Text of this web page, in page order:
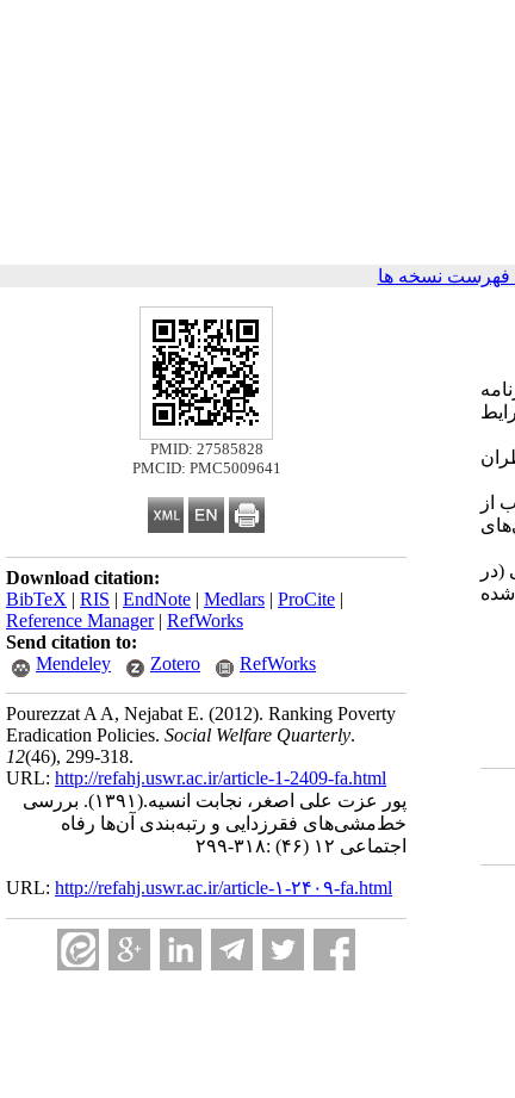
فهرست نسخه ها
PMID: 27585828
PMCID: PMC5009641
Download citation:
BibTeX | RIS | EndNote | Medlars | ProCite |
Reference Manager| RefWorks
Send citation to:
Mendeley
Zotero RefWorks
Pourezzat A A, Nejabat E. (2012). Ranking Poverty
Eradication Policies. Social Welfare Quarterly.
12(46), 299-318.
URL: http://refahj.uswr.ac.ir/article-1-2409-fa.html
پور عزت علی اصغر، نجابت انسیه.(۱۳۹۱).
بررسی
خط‌مشی‌های فقرزدایی و رتبه‌بندی آن‌ها رفاه
اجتماعی ۱۲ (۴۶) :۳۱۸-۲۹۹
URL: http://refahj.uswr.ac.ir/article-۱-۲۴۰۹-fa.html
از
(در